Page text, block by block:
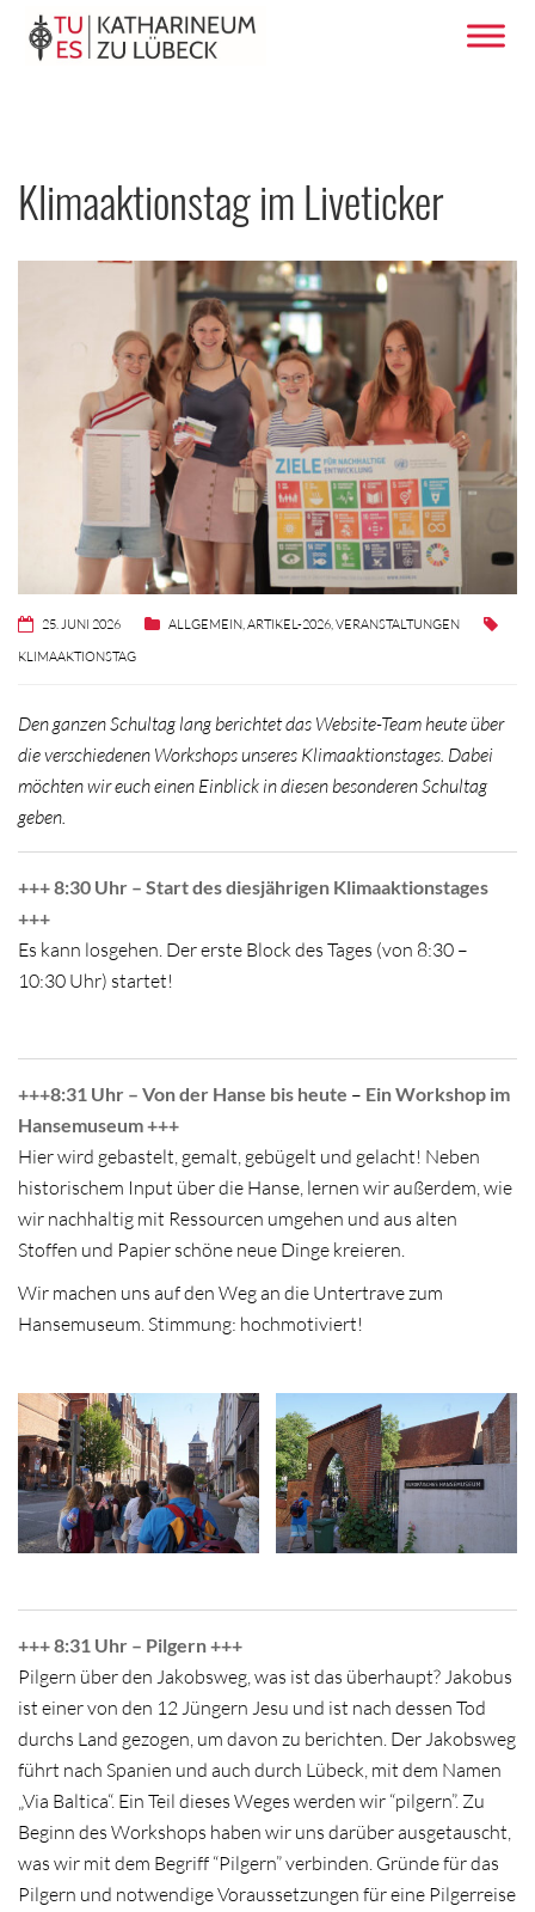
Klimaaktionstag im Liveticker
25. JUNI 2026 ALLGEMEIN ARTIKEL-2026 VERANSTALTUNGEN
KLIMAAKTIONSTAG
Den ganzen Schultag lang berichtet das Website-Team heute über
die verschiedenen Workshops unseres Klimaaktionstages. Dabei
möchten wir euch einen Einblick in diesen besonderen Schultag
geben.
+++ 8:30 Uhr – Start des diesjährigen Klimaaktionstages
+++
Es kann losgehen. Der erste Block des Tages (von 8:30 –
10:30 Uhr) startet!
+++8:31 Uhr – Von der Hanse bis heute – Ein Workshop im
Hansemuseum +++
Hier wird gebastelt, gemalt, gebügelt und gelacht! Neben
historischem Input über die Hanse, lernen wir außerdem, wie
wir nachhaltig mit Ressourcen umgehen und aus alten
Stoffen und Papier schöne neue Dinge kreieren.
Wir machen uns auf den Weg an die Untertrave zum
Hansemuseum. Stimmung: hochmotiviert!
+++ 8:31 Uhr – Pilgern +++
Pilgern über den Jakobsweg, was ist das überhaupt? Jakobus
ist einer von den 12 Jüngern Jesu und ist nach dessen Tod
durchs Land gezogen, um davon zu berichten. Der Jakobsweg
führt nach Spanien und auch durch Lübeck, mit dem Namen
„Via Baltica“. Ein Teil dieses Weges werden wir “pilgern”. Zu
Beginn des Workshops haben wir uns darüber ausgetauscht,
was wir mit dem Begriff “Pilgern” verbinden. Gründe für das
Pilgern und notwendige Voraussetzungen für eine Pilgerreise